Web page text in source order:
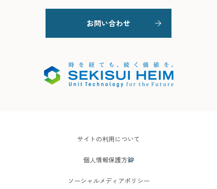
お問い合わせ
サイトの利用について
個人情報保護方針
ソーシャルメディアポリシー